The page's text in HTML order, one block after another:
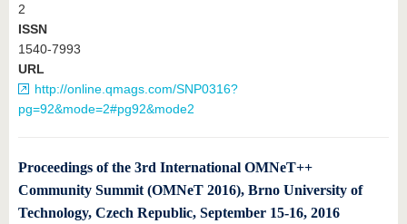
2
ISSN
1540-7993
URL
http://online.qmags.com/SNP0316?
pg=92&mode=2#pg92&mode2
Proceedings of the 3rd International OMNeT++
Community Summit (OMNeT 2016), Brno University of
Technology, Czech Republic, September 15-16, 2016